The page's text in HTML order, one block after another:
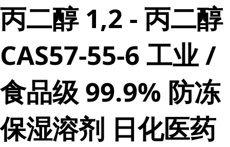
丙二醇 1,2 - 丙二醇
CAS57-55-6 工业 /
食品级 99.9% 防冻
保湿溶剂 日化医药